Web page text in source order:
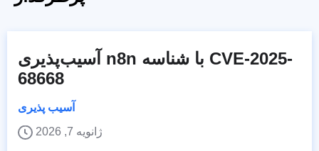
آسیب‌پذیری n8n با شناسه CVE-2025-
68668
آسیب پذیری
ژانویه 7, 2026